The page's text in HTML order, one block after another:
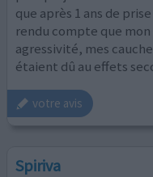
que après 1 ans de
rendu compte que
agressivité, mes
étaient dû au effets
votre avis
Spiriva